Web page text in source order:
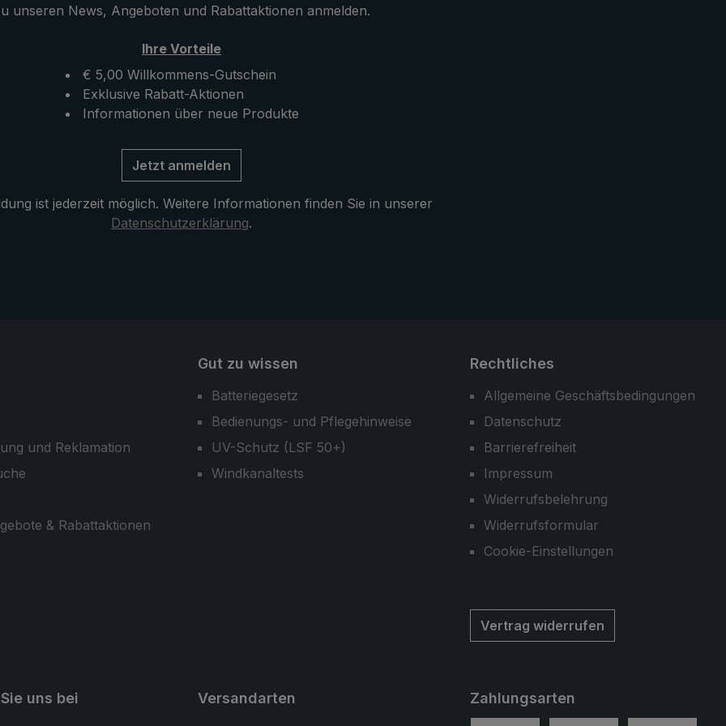
- ganz einfach
zu halten, frei um
bedienen, oder auch
zu verwenden.
Tragegurtsystems eingeklickt und
positioniert. Der Schirmgriff wird in
die Tasche des Hüftgurtes
gesteckt, was für zusätzliche
Stabilität sorgt. Aufgenähte
Schultertragegurten sorgen für
eine bessere Sichtbarkeit.
unseren News, Angeboten und Rabattaktionen anmelden.
Ihre Vorteile
€ 5,00 Willkommens-Gutschein
Exklusive Rabatt-Aktionen
Informationen über neue Produkte
Jetzt anmelden
ist jederzeit möglich. Weitere Informationen finden Sie in unserer
Datenschutzerklärung.
und Reklamation
& Rabattaktionen
Gut zu wissen
Batteriegesetz
Bedienungs- und Pflegehinweise
UV-Schutz (LSF 50+)
Windkanaltests
Rechtliches
Allgemeine Geschäftsbedingungen
Datenschutz
Barrierefreiheit
Impressum
Widerrufsbelehrung
Widerrufsformular
Cookie-Einstellungen
Vertrag widerrufen
uns bei Versandarten Zahlungsarten